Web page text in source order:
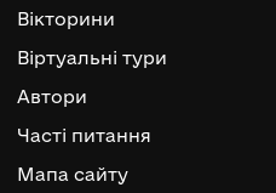
Вікторини
Віртуальні тури
Автори
Часті питання
Мапа сайту